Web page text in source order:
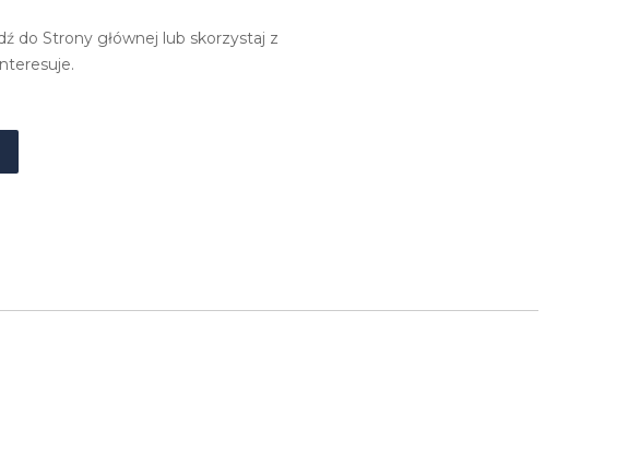
do Strony głównej lub skorzystaj z